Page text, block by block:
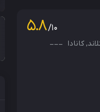
5.8/10
, کانادا